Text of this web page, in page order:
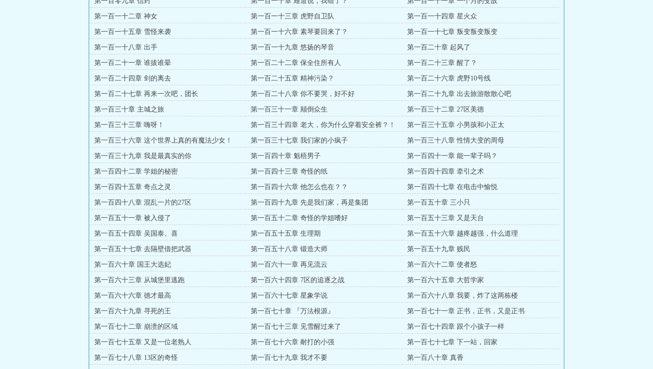
第一百一十二章 神女 第一百一十三章 虎野自卫队 第一百一十四章 星火众
第一百一十五章 雪怪来袭 第一百一十六章 素琴要回来了？ 第一百一十七章 叛变叛变叛变
第一百一十八章 出手 第一百一十九章 悠扬的琴音 第一百二十章 起风了
第一百二十一章 谁拔谁晕 第一百二十二章 保全住所有人 第一百二十三章 醒了？
第一百二十四章 剑的离去 第一百二十五章 精神污染？ 第一百二十六章 虎野10号线
第一百二十七章 再来一次吧，团长 第一百二十八章 你不要哭，好不好 第一百二十九章 出去旅游散散心吧
第一百三十章 主城之旅 第一百三十一章 颠倒众生 第一百三十二章 27区美德
第一百三十三章 嗨呀！ 第一百三十四章 老大，你为什么穿着安全裤？！ 第一百三十五章 小男孩和小正太
第一百三十六章 这个世界上真的有魔法少女！ 第一百三十七章 我们家的小疯子 第一百三十八章 性情大变的周母
第一百三十九章 我是最真实的你 第一百四十章 魁梧男子 第一百四十一章 能一辈子吗？
第一百四十二章 学姐的秘密 第一百四十三章 奇怪的纸 第一百四十四章 牵引之术
第一百四十五章 奇点之灵 第一百四十六章 他怎么也在？？ 第一百四十七章 在电击中愉悦
第一百四十八章 混乱一片的27区 第一百四十九章 先是我们家，再是集团 第一百五十章 三小只
第一百五十一章 被入侵了 第一百五十二章 奇怪的学姐嗜好 第一百五十三章 又是天台
第一百五十四章 吴国泰、喜 第一百五十五章 生理期 第一百五十六章 越疼越强，什么道理
第一百五十七章 去隔壁借把武器 第一百五十八章 锻造大师 第一百五十九章 贱民
第一百六十章 国王大选妃 第一百六十一章 再见流云 第一百六十二章 使者怒
第一百六十三章 从城堡里逃跑 第一百六十四章 7区的追逐之战 第一百六十五章 大哲学家
第一百六十六章 德才最高 第一百六十七章 星象学说 第一百六十八章 我要，炸了这两栋楼
第一百六十九章 寻死的王 第一百七十章 『万法根源』 第一百七十一章 正书，正书，又是正书
第一百七十二章 崩溃的区域 第一百七十三章 见雪醒过来了 第一百七十四章 跟个小孩子一样
第一百七十五章 又是一位老熟人 第一百七十六章 耐打的小强 第一百七十七章 下一站，回家
第一百七十八章 13区的奇怪 第一百七十九章 我才不要 第一百八十章 真香